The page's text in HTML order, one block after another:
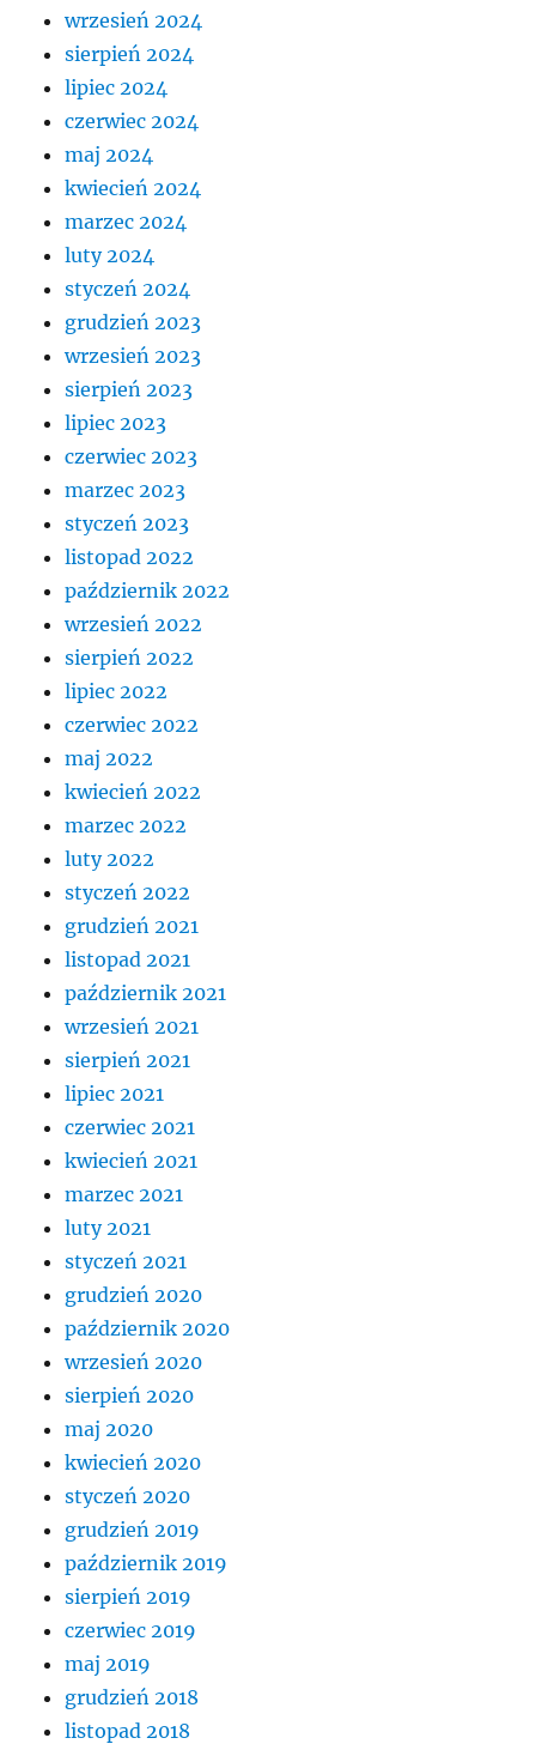
wrzesień 2024
sierpień 2024
lipiec 2024
czerwiec 2024
maj 2024
kwiecień 2024
marzec 2024
luty 2024
styczeń 2024
grudzień 2023
wrzesień 2023
sierpień 2023
lipiec 2023
czerwiec 2023
marzec 2023
styczeń 2023
listopad 2022
październik 2022
wrzesień 2022
sierpień 2022
lipiec 2022
czerwiec 2022
maj 2022
kwiecień 2022
marzec 2022
luty 2022
styczeń 2022
grudzień 2021
listopad 2021
październik 2021
wrzesień 2021
sierpień 2021
lipiec 2021
czerwiec 2021
kwiecień 2021
marzec 2021
luty 2021
styczeń 2021
grudzień 2020
październik 2020
wrzesień 2020
sierpień 2020
maj 2020
kwiecień 2020
styczeń 2020
grudzień 2019
październik 2019
sierpień 2019
czerwiec 2019
maj 2019
grudzień 2018
listopad 2018